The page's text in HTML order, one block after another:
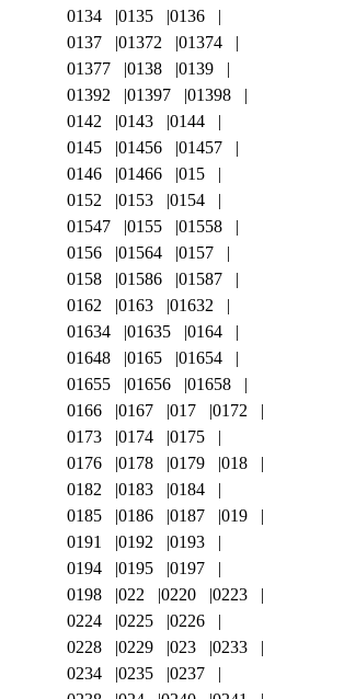
0134
0135
0136
0137
01372
01374
01377
0138
0139
01392
01397
01398
0142
0143
0144
0145
01456
01457
0146
01466
015
0152
0153
0154
01547
0155
01558
0156
01564
0157
0158
01586
01587
0162
0163
01632
01634
01635
0164
01648
0165
01654
01655
01656
01658
0166
0167 017
0172
0173
0174
0175
0176
0178 0179
018
0182
0183
0184
0185
0186 0187
019
0191
0192
0193
0194
0195
0197
0198
022 0220
0223
0224
0225
0226
0228
0229 023
0233
0234
0235
0237